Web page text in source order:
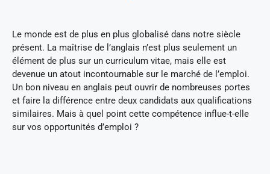
Le monde est de plus en plus globalisé dans notre siècle
présent. La maîtrise de l’anglais n’est plus seulement un
élément de plus sur un curriculum vitae, mais elle est
devenue un atout incontournable sur le marché de l’emploi.
Un bon niveau en anglais peut ouvrir de nombreuses portes
et faire la différence entre deux candidats aux qualifications
similaires. Mais à quel point cette compétence influe-t-elle
sur vos opportunités d’emploi ?